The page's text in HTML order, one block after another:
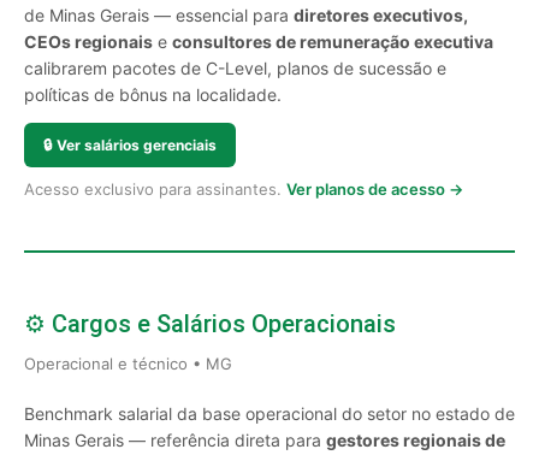
de Minas Gerais — essencial para diretores executivos,
CEOs regionais e consultores de remuneração executiva
calibrarem pacotes de C-Level, planos de sucessão e
políticas de bônus na localidade.
🔒 Ver salários gerenciais
Acesso exclusivo para assinantes. Ver planos de acesso →
⚙️ Cargos e Salários Operacionais
Operacional e técnico • MG
Benchmark salarial da base operacional do setor no estado de
Minas Gerais — referência direta para gestores regionais de